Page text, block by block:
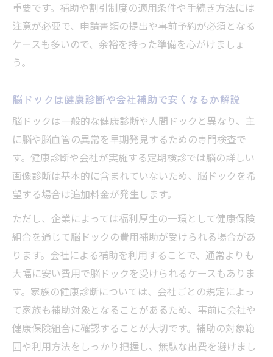
重要です。補助や割引制度の適用条件や手続き方法には
注意が必要で、申請書類の提出や事前予約が必須となる
ケースも多いので、余裕を持った準備を心がけましょ
う。
脳ドックは健康診断や会社補助で安くなるか解説
脳ドックは一般的な健康診断や人間ドックと異なり、主
に脳や脳血管の異常を早期発見するための専門検査で
す。健康診断や会社が実施する定期検診では脳の詳しい
画像診断は基本的に含まれていないため、脳ドックを希
望する場合は追加料金が発生します。
ただし、企業によっては福利厚生の一環として健康保険
組合を通じて脳ドックの費用補助が受けられる場合があ
ります。会社による補助を利用することで、通常よりも
大幅に安い費用で脳ドックを受けられるケースもありま
す。家族の健康診断については、会社ごとの規定によっ
て家族も補助対象となることがあるため、事前に会社や
健康保険組合に確認することが大切です。補助の対象範
囲や利用方法をしっかり把握し、無駄な出費を避けまし